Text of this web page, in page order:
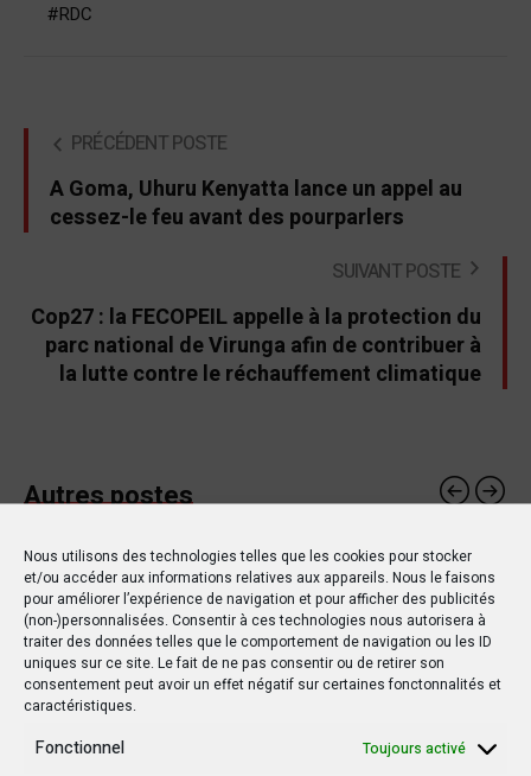
Nous utilisons des technologies telles que les cookies pour stocker
et/ou accéder aux informations relatives aux appareils. Nous le faisons
pour améliorer l’expérience de navigation et pour afficher des publicités
(non-)personnalisées. Consentir à ces technologies nous autorisera à
traiter des données telles que le comportement de navigation ou les ID
uniques sur ce site. Le fait de ne pas consentir ou de retirer son
consentement peut avoir un effet négatif sur certaines fonctonnalités et
caractéristiques.
Fonctionnel Toujours activé
RDC
PRÉCÉDENT POSTE
A Goma, Uhuru Kenyatta lance un appel au
cessez-le feu avant des pourparlers
SUIVANT POSTE
Cop27 : la FECOPEIL appelle à la protection du
parc national de Virunga afin de contribuer à
la lutte contre le réchauffement climatique
Autres postes
POLITIQUE
20 OCTOBRE 2019
SOCIÉTÉ